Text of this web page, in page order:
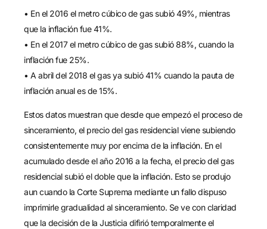
• En el 2016 el metro cúbico de gas subió 49%, mientras
que la inflación fue 41%.
• En el 2017 el metro cúbico de gas subió 88%, cuando la
inflación fue 25%.
• A abril del 2018 el gas ya subió 41% cuando la pauta de
inflación anual es de 15%.
Estos datos muestran que desde que empezó el proceso de
sinceramiento, el precio del gas residencial viene subiendo
consistentemente muy por encima de la inflación. En el
acumulado desde el año 2016 a la fecha, el precio del gas
residencial subió el doble que la inflación. Esto se produjo
aun cuando la Corte Suprema mediante un fallo dispuso
imprimirle gradualidad al sinceramiento. Se ve con claridad
que la decisión de la Justicia difirió temporalmente el